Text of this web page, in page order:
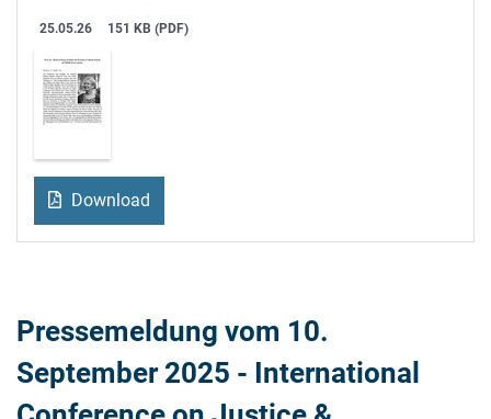
25.05.26 151 KB (PDF)
Download
Pressemeldung vom 10.
September 2025 - International